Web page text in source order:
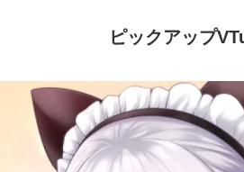
ピックアップ